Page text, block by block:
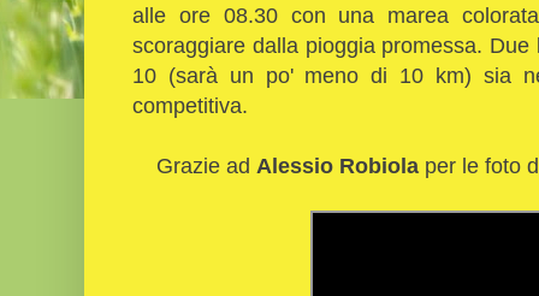
alle ore 08.30 con una marea
scoraggiare dalla pioggia promessa.
10 (sarà un po' meno di 10 km) sia
competitiva.
Grazie ad Alessio Robiola per le foto